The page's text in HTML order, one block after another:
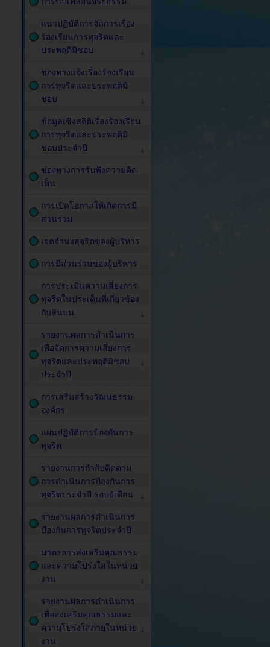
แนวปฏิบัติการจัดการเรื่อง
ร้องเรียนการทุจริตและ
ประพฤติมิชอบ
ช่องทางแจ้งเรื่องร้องเรียน
การทุจริตและประพฤติมิ
ชอบ
ข้อมูลเชิงสถิติเรื่องร้องเรียน
การทุจริตและประพฤติมิ
ชอบประจำปี
ช่องทางการรับฟังความคิด
เห็น
การเปิดโอกาสให้เกิดการมี
ส่วนร่วม
เจตจำนงสุจริตของผู้บริหาร
การมีส่วนร่วมของผู้บริหาร
การประเมินความเสี่ยงการ
ทุจริตในประเด็นที่เกี่ยวข้อง
กับสินบน
รายงานผลการดำเนินการ
เพื่อจัดการความเสี่ยงการ
ทุจริตและประพฤติมิชอบ
ประจำปี
การเสริมสร้างวัฒนธรรม
องค์กร
แผนปฏิบัติการป้องกันการ
ทุจริต
รายงานการกำกับติดตาม
การดำเนินการป้องกันการ
ทุจริตประจำปี รอบ6เดือน
รายงานผลการดำเนินการ
ป้องกันการทุจริตประจำปี
มาตรการส่งเสริมคุณธรรม
และความโปร่งใสในหน่วย
งาน
รายงานผลการดำเนินการ
เพื่อส่งเสริมคุณธรรมและ
ความโปร่งใสภายในหน่วย
งาน